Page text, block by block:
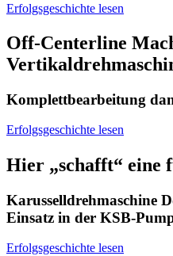
Erfolgsgeschichte lesen
Off-Centerline
Komplettbearbeitung
Erfolgsgeschichte lesen
Hier „schafft“ eine
Karusselldrehmaschine
Einsatz in der KSB-
Erfolgsgeschichte lesen